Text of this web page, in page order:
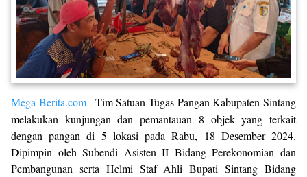
Mega-Berita.com
Tim Satuan Tugas Pangan Kabupaten Sintang
melakukan kunjungan dan pemantauan 8 objek yang terkait
dengan pangan di 5 lokasi pada Rabu, 18 Desember 2024.
Dipimpin oleh Subendi Asisten II Bidang Perekonomian dan
Pembangunan serta Helmi Staf Ahli Bupati Sintang Bidang